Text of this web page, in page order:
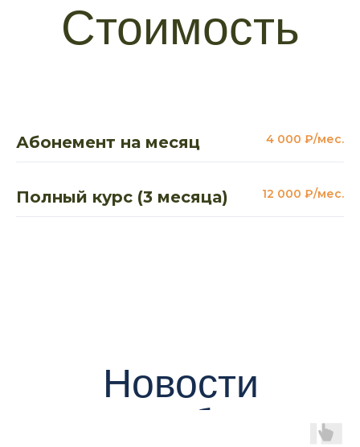
Стоимость
Абонемент на месяц 4 000 ₽/мес.
Полный курс (3 месяца) 12 000 ₽/мес.
Новости
клуба